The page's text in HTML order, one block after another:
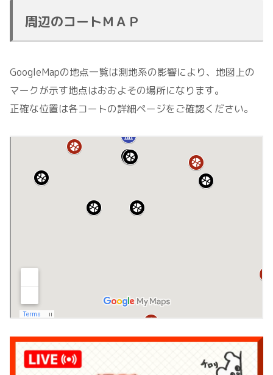
周辺のコートＭＡＰ
GoogleMapの地点一覧は測地系の影響により、地図上の
マークが示す地点はおおよその場所になります。
正確な位置は各コートの詳細ページをご確認ください。